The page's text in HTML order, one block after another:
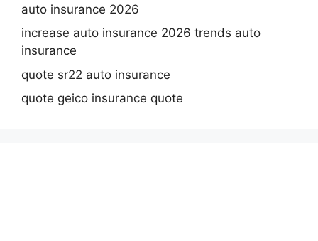
auto insurance 2026
increase auto insurance 2026 trends auto
insurance
quote sr22 auto insurance
quote geico insurance quote